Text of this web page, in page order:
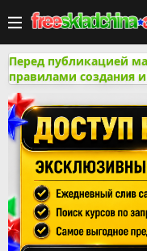
Перед публикацией
правилами создания